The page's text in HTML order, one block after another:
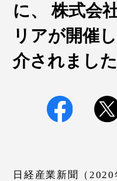
に、 株式会
リアが開催
介されました
日経産業新聞（